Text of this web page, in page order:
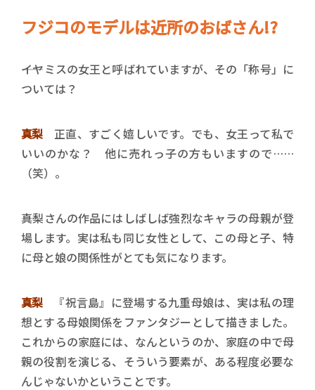
フジコのモデルは近所のおばさん!?
――イヤミスの女王と呼ばれていますが、その「称号」に
ついては？
真梨正直、すごく嬉しいです。でも、女王って私で
いいのかな？ 他に売れっ子の方もいますので……
（笑）。
――真梨さんの作品にはしばしば強烈なキャラの母親が登
場します。実は私も同じ女性として、この母と子、特
に母と娘の関係性がとても気になります。
真梨『祝言島』に登場する九重母娘は、実は私の理
想とする母娘関係をファンタジーとして描きました。
これからの家庭には、なんというのか、家庭の中で母
親の役割を演じる、そういう要素が、ある程度必要な
んじゃないかということです。